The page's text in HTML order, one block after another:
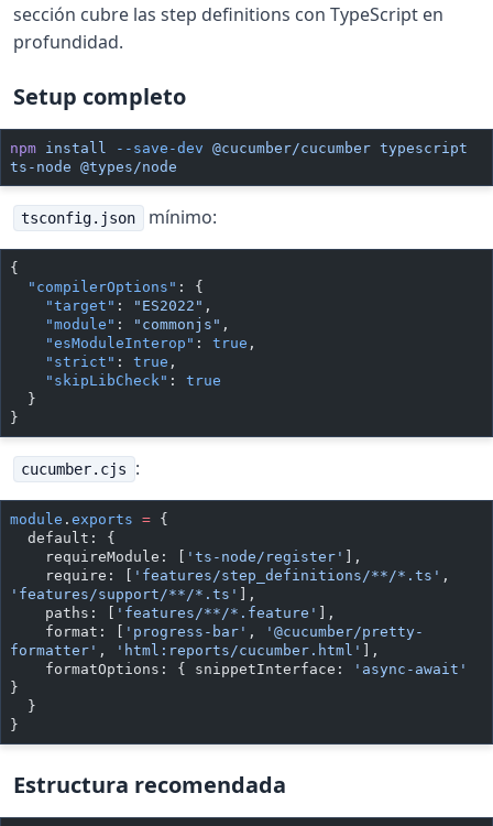
sección cubre las step definitions con TypeScript en
profundidad.
Setup completo
npm install --save-dev @cucumber/cucumber typescript
ts-node @types/node
tsconfig.json mínimo:
{
  "compilerOptions"
: {
    "target"
: "ES2022" ,
    "module"
: "commonjs" ,
    "esModuleInterop"
: true ,
    "strict"
: true ,
    "skipLibCheck"
: true
  }
}
cucumber.cjs :
module . exports = {
  default: {
    requireModule: [
'ts-node/register'
],
    require: [
'features/step_definitions/**/*.ts'
'features/support/**/*.ts'
],
    paths: [
'features/**/*.feature'
],
    format: [
'progress-bar' ,
'@cucumber/pretty-
formatter' , 'html:reports/cucumber.html'
],
    formatOptions: { snippetInterface:
'async-await'
}
  }
}
Estructura recomendada